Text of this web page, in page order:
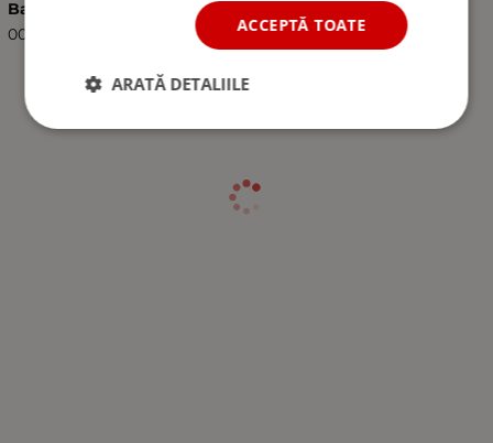
Barcode (ISBN, UPC, etc.)
0000004000266
ACCEPTĂ TOATE
ARATĂ DETALIILE